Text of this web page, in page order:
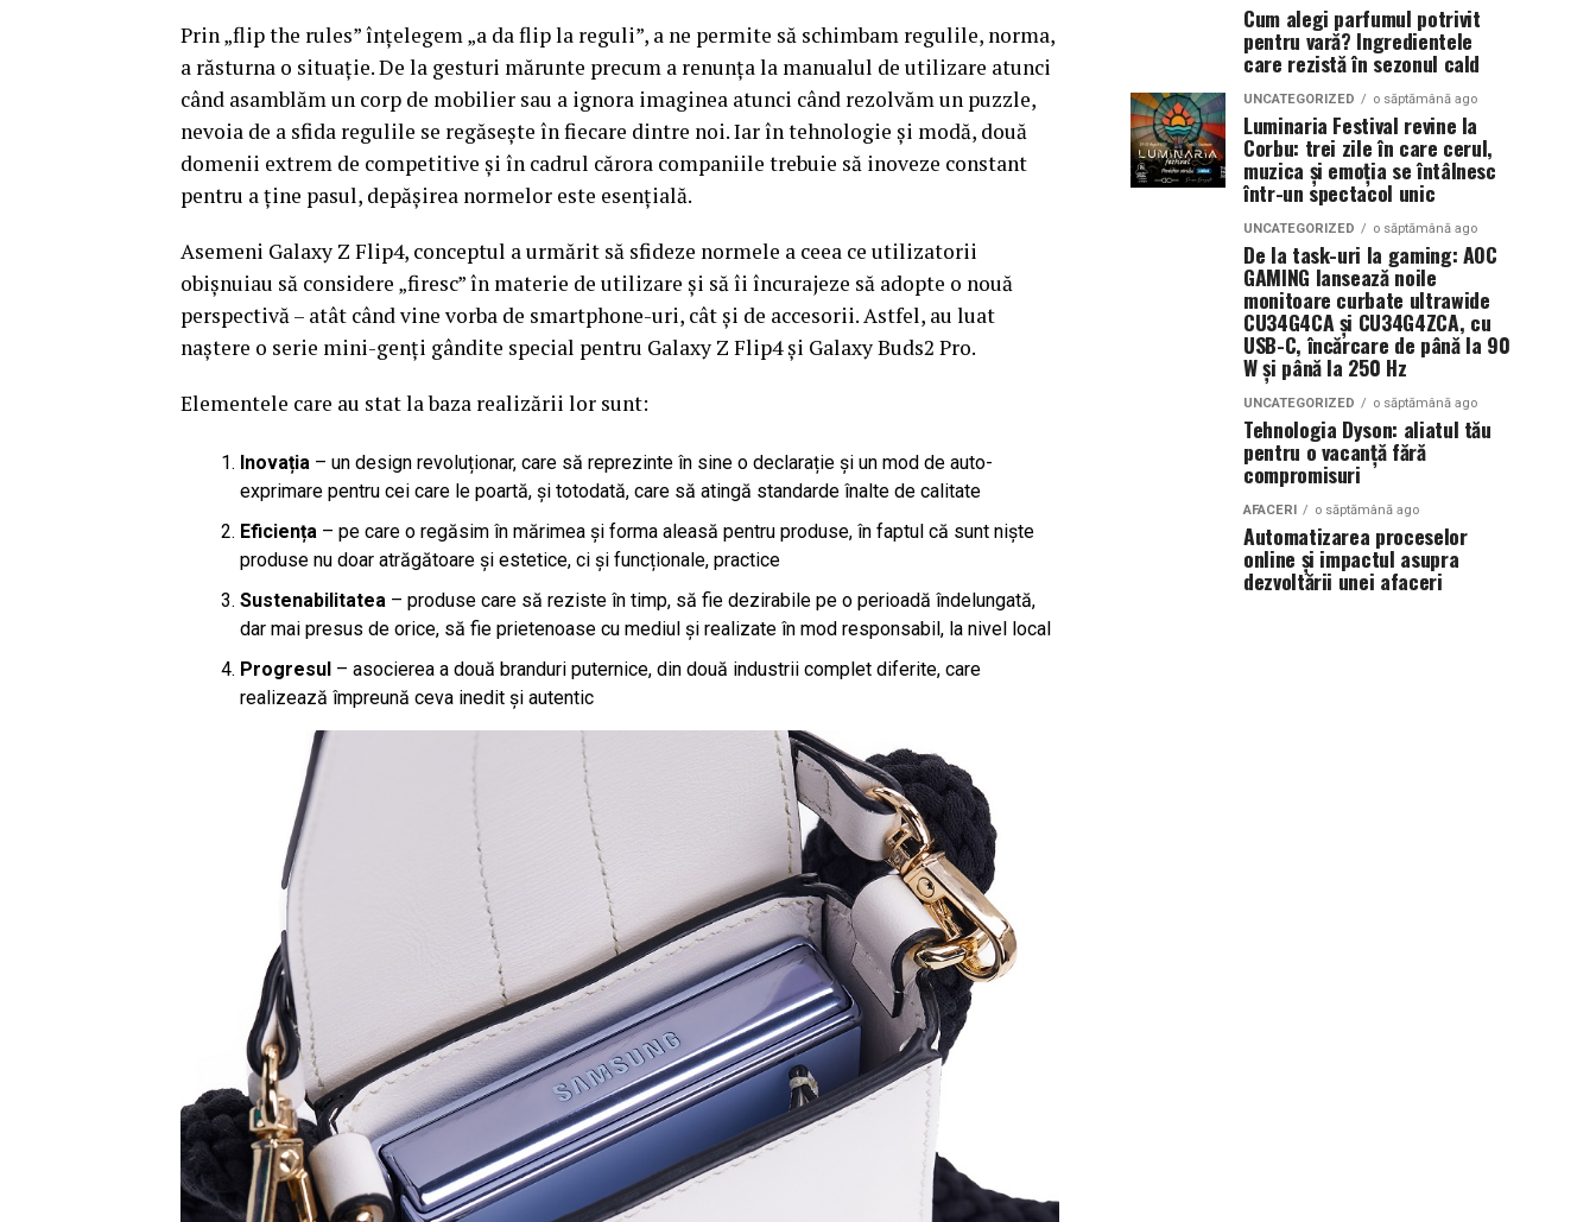
Prin „flip the rules” înțelegem „a da flip la reguli”, a ne permite să schimbam regulile, norma,
a răsturna o situație. De la gesturi mărunte precum a renunța la manualul de utilizare atunci
când asamblăm un corp de mobilier sau a ignora imaginea atunci când rezolvăm un puzzle,
nevoia de a sfida regulile se regăsește în fiecare dintre noi. Iar în tehnologie și modă, două
domenii extrem de competitive și în cadrul cărora companiile trebuie să inoveze constant
pentru a ține pasul, depășirea normelor este esențială.
Asemeni Galaxy Z Flip4, conceptul a urmărit să sfideze normele a ceea ce utilizatorii
obișnuiau să considere „firesc” în materie de utilizare și să îi încurajeze să adopte o nouă
perspectivă – atât când vine vorba de smartphone-uri, cât și de accesorii. Astfel, au luat
naștere o serie mini-genți gândite special pentru Galaxy Z Flip4 și Galaxy Buds2 Pro.
Elementele care au stat la baza realizării lor sunt:
Inovația – un design revoluționar, care să reprezinte în sine o declarație și un mod de auto-
exprimare pentru cei care le poartă, și totodată, care să atingă standarde înalte de calitate
Eficiența – pe care o regăsim în mărimea și forma aleasă pentru produse, în faptul că sunt niște
produse nu doar atrăgătoare și estetice, ci și funcționale, practice
Sustenabilitatea – produse care să reziste în timp, să fie dezirabile pe o perioadă îndelungată,
dar mai presus de orice, să fie prietenoase cu mediul și realizate în mod responsabil, la nivel local
Progresul – asocierea a două branduri puternice, din două industrii complet diferite, care
realizează împreună ceva inedit și autentic
Cum alegi parfumul potrivit
pentru vară? Ingredientele
care rezistă în sezonul cald
UNCATEGORIZED o săptămână ago
Luminaria Festival revine la
Corbu: trei zile în care cerul,
muzica și emoția se întâlnesc
într-un spectacol unic
UNCATEGORIZED o săptămână ago
De la task-uri la gaming: AOC
GAMING lansează noile
monitoare curbate ultrawide
CU34G4CA și CU34G4ZCA, cu
USB-C, încărcare de până la 90
W și până la 250 Hz
UNCATEGORIZED o săptămână ago
Tehnologia Dyson: aliatul tău
pentru o vacanță fără
compromisuri
AFACERI o săptămână ago
Automatizarea proceselor
online și impactul asupra
dezvoltării unei afaceri